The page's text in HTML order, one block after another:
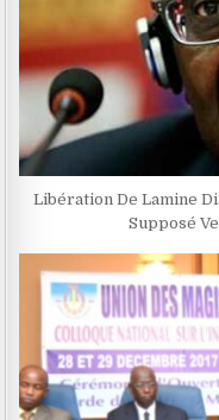
Libération De Lamine
Supposé